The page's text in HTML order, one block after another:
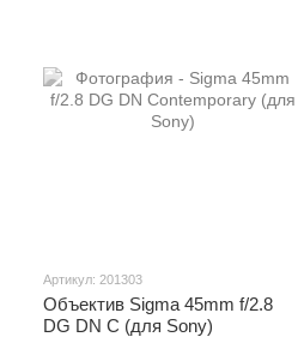
Артикул: 201303
Объектив Sigma 45mm f/2.8
DG DN C (для Sony)